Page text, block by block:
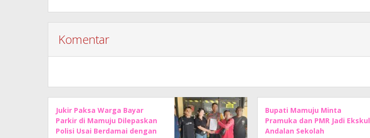
Komentar
Jukir Paksa Warga Bayar
Parkir di Mamuju Dilepaskan
Polisi Usai Berdamai dengan
Bupati Mamuju Minta
Pramuka dan PMR Jadi Ekskul
Andalan Sekolah